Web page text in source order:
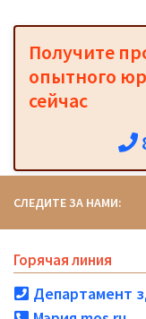
Получите
опытного
сейчас
СЛЕДИТЕ ЗА НАМИ:
Горячая линия
Департамент